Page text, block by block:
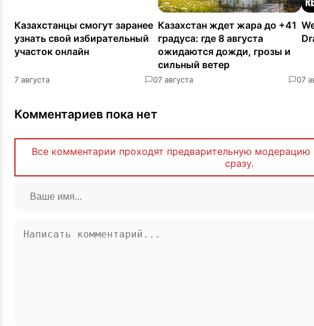
Казахстанцы смогут заранее
узнать свой избирательный
участок онлайн
7 августа 0
Казахстан ждет жара до +41
градуса: где 8 августа
ожидаются дожди, грозы и
сильный ветер
7 августа 07
Комментариев пока нет
Все комментарии проходят предварительную модерацию
сразу.